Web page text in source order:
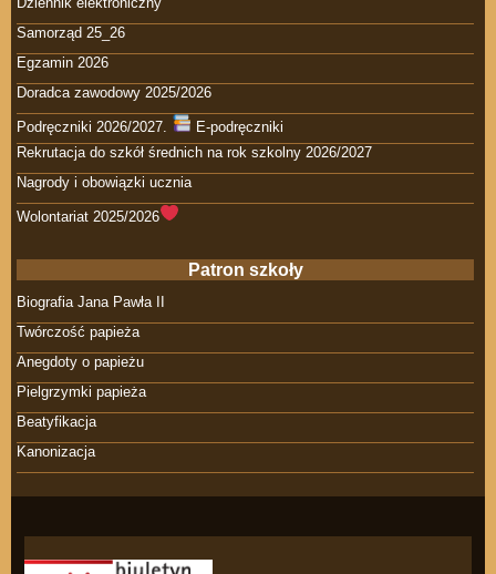
Samorząd 25_26
Egzamin 2026
Doradca zawodowy 2025/2026
Podręczniki 2026/2027.
E-podręczniki
Rekrutacja do szkół średnich na rok szkolny 2026/2027
Nagrody i obowiązki ucznia
Wolontariat 2025/2026
Patron szkoły
Biografia Jana Pawła II
Twórczość papieża
Anegdoty o papieżu
Pielgrzymki papieża
Beatyfikacja
Kanonizacja